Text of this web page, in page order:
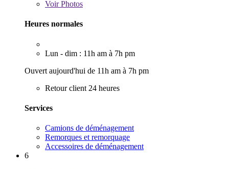
VoirPhotos
Heures normales
Lun - dim : 11h am à 7h pm
Ouvert aujourd'hui de 11h am à 7h pm
Retour client 24 heures
Services
Camions de déménagement
Remorques et remorquage
Accessoires de déménagement
6